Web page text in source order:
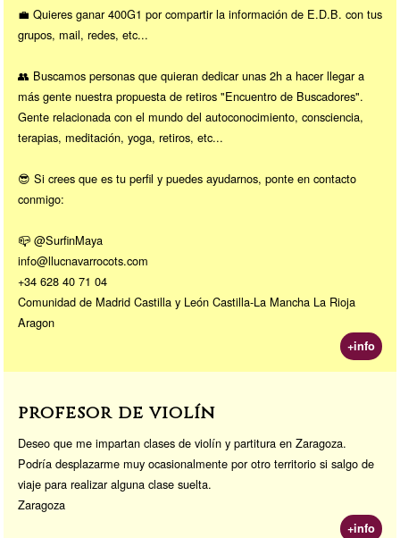
💼 Quieres ganar 400G1 por compartir la información de E.D.B. con tus
grupos, mail, redes, etc...
👥 Buscamos personas que quieran dedicar unas 2h a hacer llegar a
más gente nuestra propuesta de retiros "Encuentro de Buscadores".
Gente relacionada con el mundo del autoconocimiento, consciencia,
terapias, meditación, yoga, retiros, etc...
😎 Si crees que es tu perfil y puedes ayudarnos, ponte en contacto
conmigo:
📪 @SurfinMaya
info@llucnavarrocots.com
+34 628 40 71 04
Comunidad de Madrid Castilla y León Castilla-La Mancha La Rioja
Aragon
+info
profesor de violín
Deseo que me impartan clases de violín y partitura en Zaragoza.
Podría desplazarme muy ocasionalmente por otro territorio si salgo de
viaje para realizar alguna clase suelta.
Zaragoza
+info